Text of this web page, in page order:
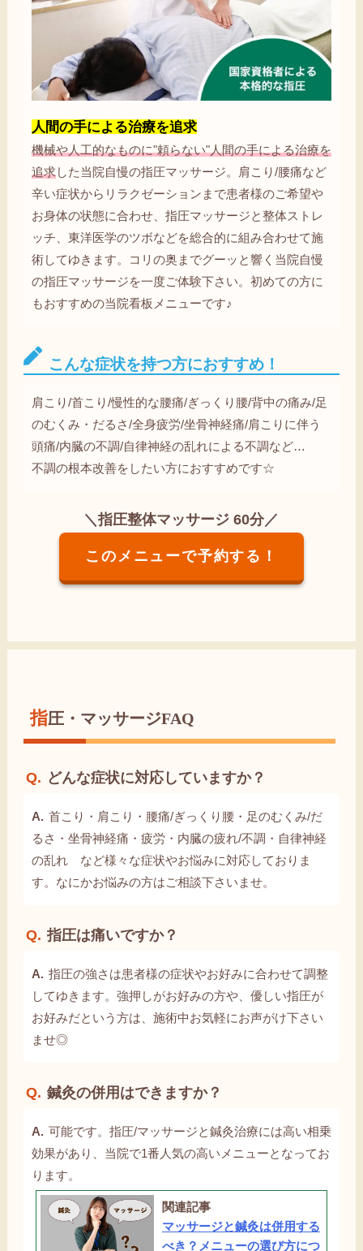
人間の手による治療を追求
機械や人工的なものに"頼らない"人間の手による治療を
追求した当院自慢の指圧マッサージ。肩こり/腰痛など
辛い症状からリラクゼーションまで患者様のご希望や
お身体の状態に合わせ、指圧マッサージと整体ストレ
ッチ、東洋医学のツボなどを総合的に組み合わせて施
術してゆきます。コリの奥までグーッと響く当院自慢
の指圧マッサージを一度ご体験下さい。初めての方に
もおすすめの当院看板メニューです♪
こんな症状を持つ方におすすめ！
肩こり/首こり/慢性的な腰痛/ぎっくり腰/背中の痛み/足
のむくみ・だるさ/全身疲労/坐骨神経痛/肩こりに伴う
頭痛/内臓の不調/自律神経の乱れによる不調など…
不調の根本改善をしたい方におすすめです☆
＼指圧整体マッサージ 60分／
このメニューで予約する！
指圧・マッサージFAQ
どんな症状に対応していますか？
首こり・肩こり・腰痛/ぎっくり腰・足のむくみ/だ
るさ・坐骨神経痛・疲労・内臓の疲れ/不調・自律神経
の乱れ など様々な症状やお悩みに対応しておりま
す。なにかお悩みの方はご相談下さいませ。
指圧は痛いですか？
指圧の強さは患者様の症状やお好みに合わせて調整
してゆきます。強押しがお好みの方や、優しい指圧が
お好みだという方は、施術中お気軽にお声がけ下さい
ませ◎
鍼灸の併用はできますか？
可能です。指圧/マッサージと鍼灸治療には高い相乗
効果があり、当院で1番人気の高いメニューとなってお
ります。
関連記事
マッサージと鍼灸は併用する
べき？メニューの選び方につ